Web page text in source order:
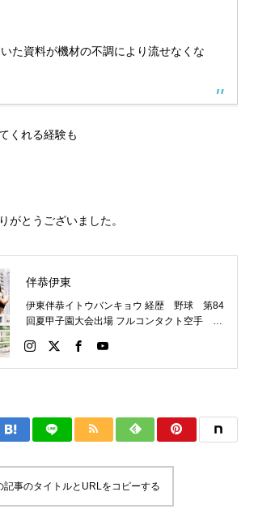
た資料が機材の不調により流せなくな
くれる経験も
がとうございました。
伴恭伊東
伊東伴恭イトウバンキョウ 経歴 野球 第84
回夏甲子園大会出場 フルコンタクト空手 日
パーライト級新人王 FOKウェルター級王者
WMCライト級日本王者 トレーニング依頼は
記事のタイトルとURLをコピーする